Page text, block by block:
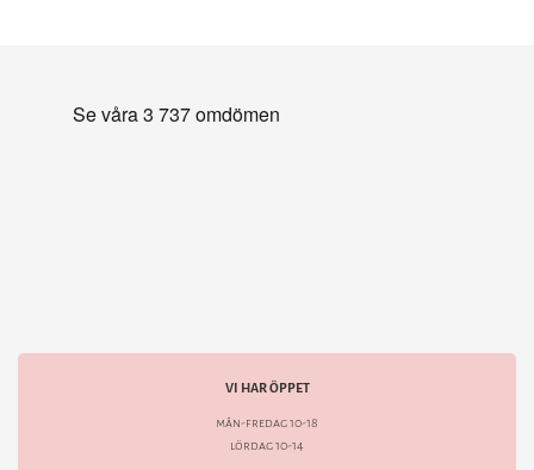
VI HAR ÖPPET
mån-fredag 10-18
lördag 10-14